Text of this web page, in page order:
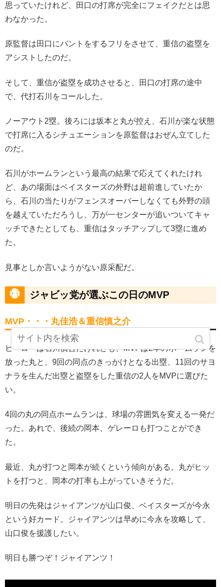
思っていたけれど、田口の打席が完全にフェイクだとは思
わなかった。
原監督は田口にバントをするフリをさせて、重信の盗塁を
アシストしたのだ。
そして、重信が盗塁を成功させると、田口の打席の途中
で、代打石川をコールした。
ノーアウト2塁。後ろには坂本と丸が控え、石川が楽な状態
で打席に入るシチュエーションを原監督はおぜん立てした
のだ。
石川がホームランという最高の結果で応えてくれたけれ
ど、あの場面はベイスターズの外野は超前進していたか
ら、石川の当たりがフェンスオーバーしなくても外野の頭
を越えていただろうし、万が一センターが追いついてキャ
ッチできたとしても、重信はタッチアップして3塁に進め
た。
見事としか言いようがない原采配だ。
ジャビッ党が選ぶこの日のMVP
MVP・・・丸佳浩＆重信慎之介
ヒーローは石川慎吾だけれども、MVPは2本のホームランを
放った丸と、9回の同点のきっかけとなる出塁、11回のサヨ
ナラを生んだ出塁と盗塁をした重信の2人をMVPに選びた
い。
4回の丸の同点ホームランは、球場の雰囲気を変える一発だ
った。あれで、後続の岡本、ゲレーロも打つことができ
た。
最近、丸が打つと岡本が続くという傾向がある。丸がヒッ
トを打つと、岡本の打率も上がっていきそうだ。
明日の先発はジャイアンツが山口俊、ベイスターズが今永
という好カード。ジャイアンツは早めに今永を攻略して、
山口俊を援護したい。
明日も勝つぞ！ジャイアンツ！